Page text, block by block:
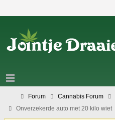
Forum Cannabis Forum
Onverzekerde auto met 20 kilo wiet